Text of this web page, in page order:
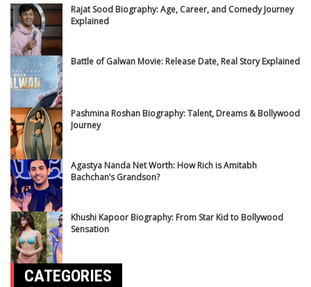
Rajat Sood Biography: Age, Career, and Comedy Journey
Explained
Battle of Galwan Movie: Release Date, Real Story Explained
Pashmina Roshan Biography: Talent, Dreams & Bollywood
Journey
Agastya Nanda Net Worth: How Rich is Amitabh
Bachchan’s Grandson?
Khushi Kapoor Biography: From Star Kid to Bollywood
Sensation
CATEGORIES